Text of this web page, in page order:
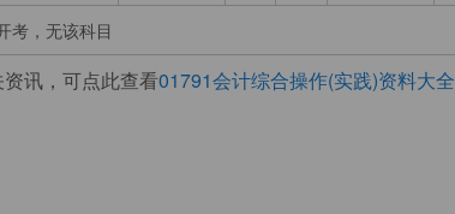
考，无该科目
讯，可点此查看01791会计综合操作(实践)资料大全